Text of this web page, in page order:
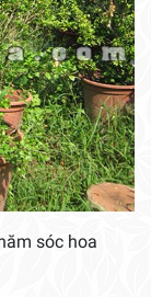
sóc hoa